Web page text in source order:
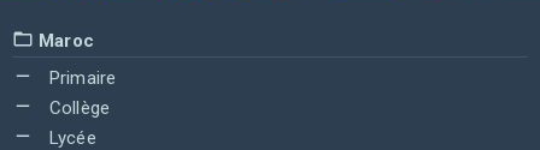
Maroc
Primaire
Collège
Lycée